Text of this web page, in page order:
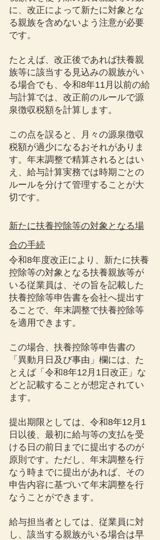
に、改正によって新たに対象とな
る親族を含めないよう注意が必要
です。
たとえば、改正後であれば扶養親
族等に該当する見込みの親族がい
る場合でも、令和8年11月以前の給
与計算では、改正前のルールで源
泉徴収税額を計算します。
この点を誤ると、月々の源泉徴収
税額が過少になるおそれがありま
す。年末調整で精算されるとはい
え、給与計算実務では時期ごとの
ルールを分けて管理することが大
切です。
新たに扶養控除等の対象となる場
合の手続
令和8年度改正により、新たに扶養
控除等の対象となる扶養親族等が
いる従業員は、その旨を記載した
扶養控除等申告書を会社へ提出す
ることで、年末調整で扶養控除等
を適用できます。
この場合、扶養控除等申告書の
「異動月日及び事由」欄には、た
とえば「令和8年12月1日改正」な
どと記載することが想定されてい
ます。
提出期限としては、令和8年12月1
日以後、最初に給与等の支払を受
ける日の前日までに提出するのが
原則です。ただし、年末調整を行
なう時までに提出があれば、その
申告内容に基づいて年末調整を行
なうことができます。
給与担当者としては、従業員に対
し、該当する親族がいる場合は早